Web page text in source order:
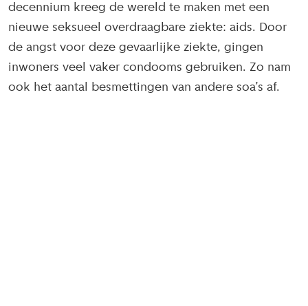
decennium kreeg de wereld te maken met een
nieuwe seksueel overdraagbare ziekte: aids. Door
de angst voor deze gevaarlijke ziekte, gingen
inwoners veel vaker condooms gebruiken. Zo nam
ook het aantal besmettingen van andere soa’s af.